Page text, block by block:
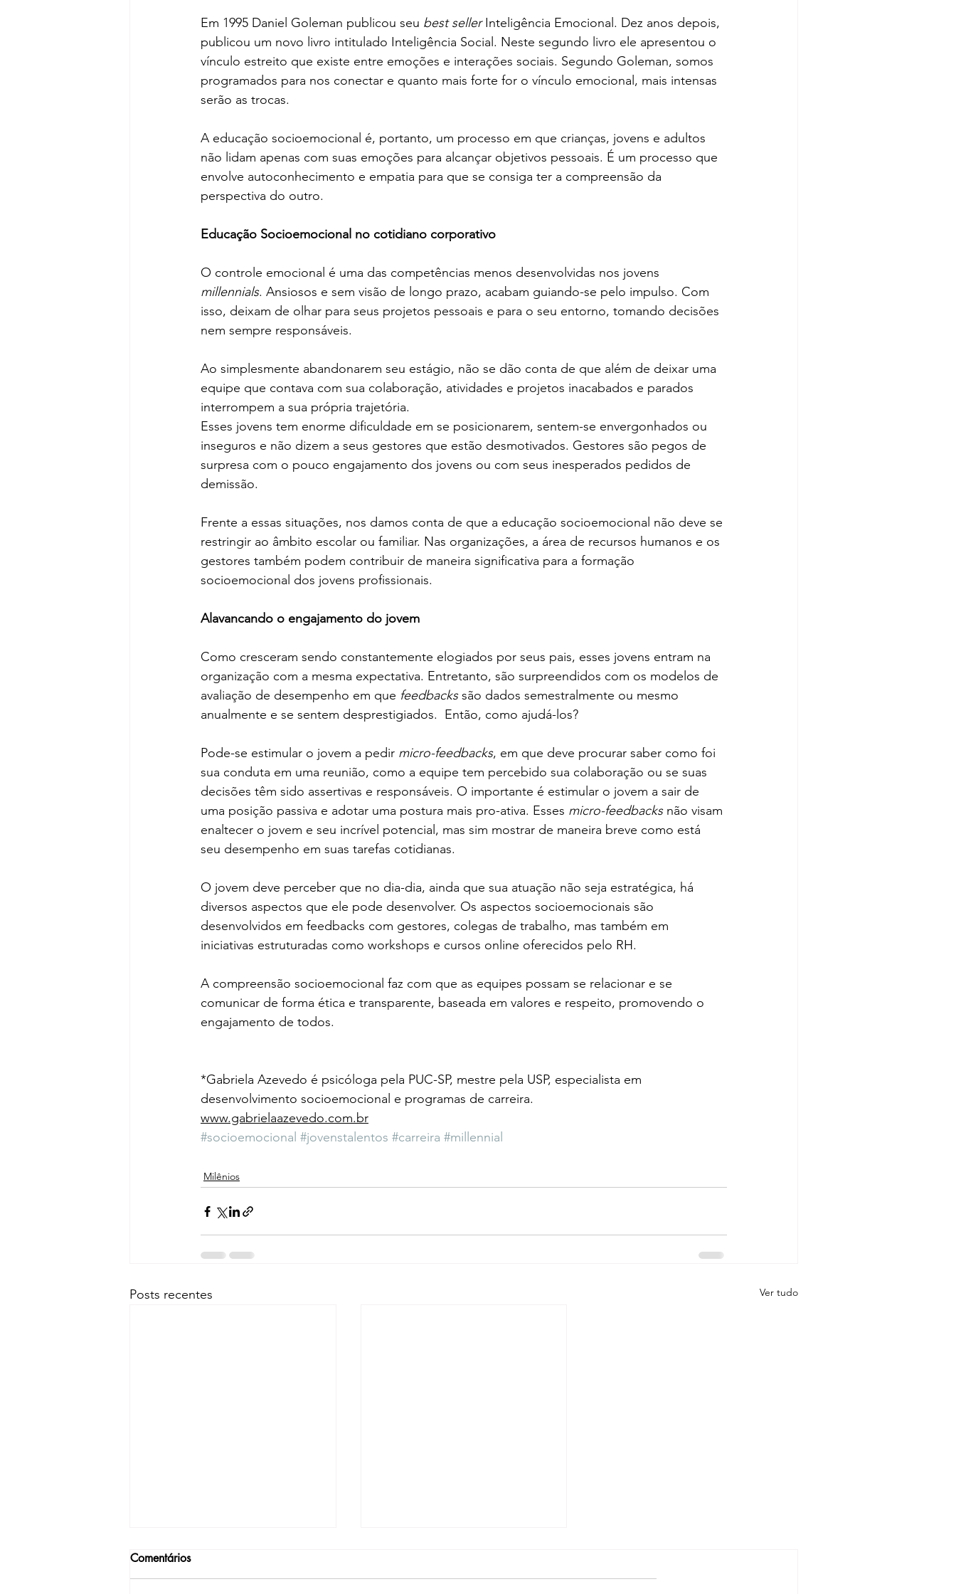
Em 1995 Daniel Goleman publicou seu best seller Inteligência Emocional. Dez anos depois,
publicou um novo livro intitulado Inteligência Social. Neste segundo livro ele apresentou o
vínculo estreito que existe entre emoções e interações sociais. Segundo Goleman, somos
programados para nos conectar e quanto mais forte for o vínculo emocional, mais intensas
serão as trocas.
A educação socioemocional é, portanto, um processo em que crianças, jovens e adultos
não lidam apenas com suas emoções para alcançar objetivos pessoais. É um processo que
envolve autoconhecimento e empatia para que se consiga ter a compreensão da
perspectiva do outro.
Educação Socioemocional no cotidiano corporativo
O controle emocional é uma das competências menos desenvolvidas nos jovens
millennials. Ansiosos e sem visão de longo prazo, acabam guiando-se pelo impulso. Com
isso, deixam de olhar para seus projetos pessoais e para o seu entorno, tomando decisões
nem sempre responsáveis.
Ao simplesmente abandonarem seu estágio, não se dão conta de que além de deixar uma
equipe que contava com sua colaboração, atividades e projetos inacabados e parados
interrompem a sua própria trajetória.
Esses jovens tem enorme dificuldade em se posicionarem, sentem-se envergonhados ou
inseguros e não dizem a seus gestores que estão desmotivados. Gestores são pegos de
surpresa com o pouco engajamento dos jovens ou com seus inesperados pedidos de
demissão.
Frente a essas situações, nos damos conta de que a educação socioemocional não deve se
restringir ao âmbito escolar ou familiar. Nas organizações, a área de recursos humanos e os
gestores também podem contribuir de maneira significativa para a formação
socioemocional dos jovens profissionais.
Alavancando o engajamento do jovem
Como cresceram sendo constantemente elogiados por seus pais, esses jovens entram na
organização com a mesma expectativa. Entretanto, são surpreendidos com os modelos de
avaliação de desempenho em que feedbacks são dados semestralmente ou mesmo
anualmente e se sentem desprestigiados.  Então, como ajudá-los?
Pode-se estimular o jovem a pedir micro-feedbacks, em que deve procurar saber como foi
sua conduta em uma reunião, como a equipe tem percebido sua colaboração ou se suas
decisões têm sido assertivas e responsáveis. O importante é estimular o jovem a sair de
uma posição passiva e adotar uma postura mais pro-ativa. Esses micro-feedbacks não visam
enaltecer o jovem e seu incrível potencial, mas sim mostrar de maneira breve como está
seu desempenho em suas tarefas cotidianas.
O jovem deve perceber que no dia-dia, ainda que sua atuação não seja estratégica, há
diversos aspectos que ele pode desenvolver. Os aspectos socioemocionais são
desenvolvidos em feedbacks com gestores, colegas de trabalho, mas também em
iniciativas estruturadas como workshops e cursos online oferecidos pelo RH.
A compreensão socioemocional faz com que as equipes possam se relacionar e se
comunicar de forma ética e transparente, baseada em valores e respeito, promovendo o
engajamento de todos.
*Gabriela Azevedo é psicóloga pela PUC-SP, mestre pela USP, especialista em
desenvolvimento socioemocional e programas de carreira.
www.gabrielaazevedo.com.br
#socioemocional #jovenstalentos #carreira #millennial
Milênios
Posts recentes Ver tudo
Comentários